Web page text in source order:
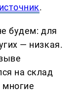
источник.
будем: для
— низкая.
на склад
многие